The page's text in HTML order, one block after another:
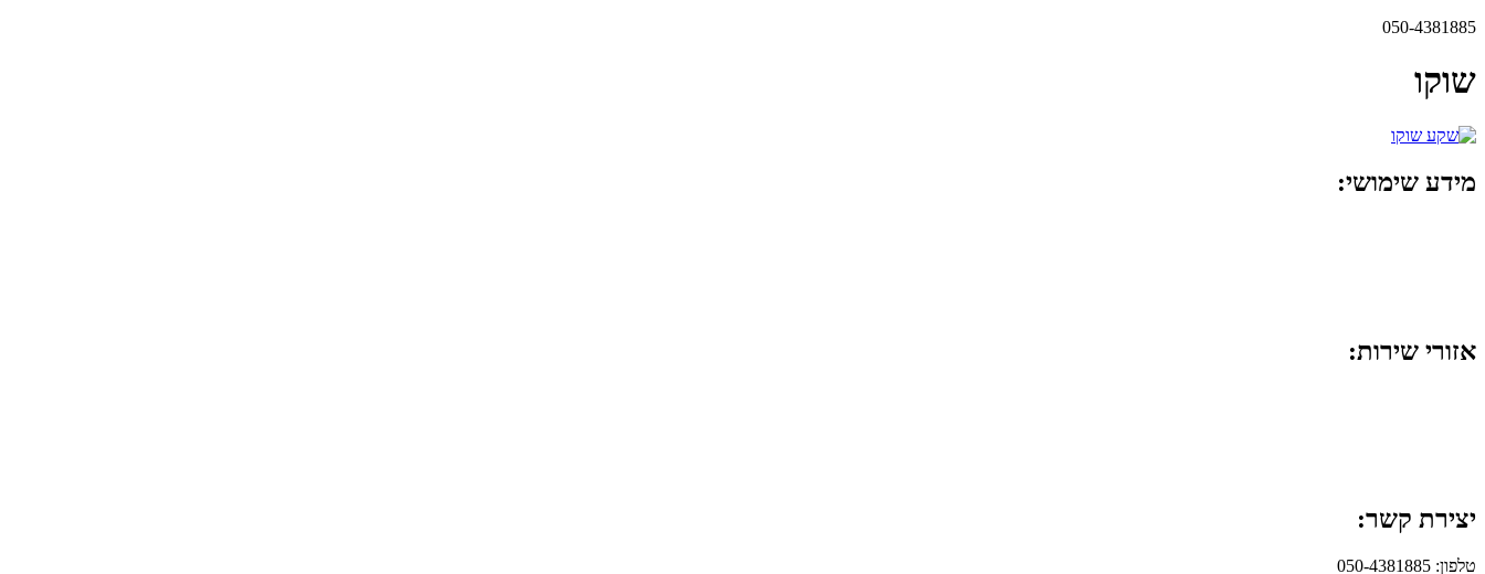
050-4381885
שוקו
מידע שימושי:
אזורי שירות:
יצירת קשר:
טלפון: 050-4381885